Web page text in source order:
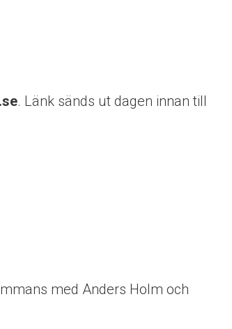
. Länk sänds ut dagen innan till
med Anders Holm och